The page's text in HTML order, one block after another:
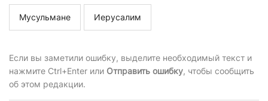
Мусульмане Иерусалим
Если вы заметили ошибку, выделите необходимый текст и
нажмите Ctrl+Enter или Отправить ошибку, чтобы сообщить
об этом редакции.